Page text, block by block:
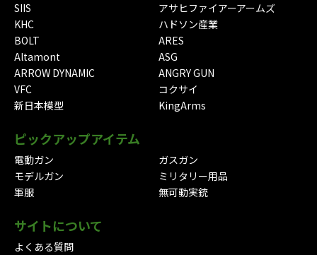
SIIS
アサヒファイアーアームズ
KHC
ハドソン産業
BOLT
ARES
Altamont
ASG
ARROW DYNAMIC
ANGRY GUN
VFC
コクサイ
新日本模型
KingArms
ピックアップアイテム
電動ガン
ガスガン
モデルガン
ミリタリー用品
軍服
無可動実銃
サイトについて
よくある質問